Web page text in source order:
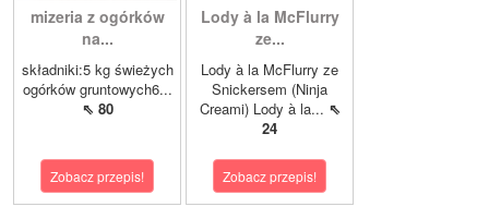
mizeria z ogórków
na...
składniki:5 kg świeżych
ogórków gruntowych6...
⇖ 80
Zobacz przepis!
Lody à la McFlurry
ze...
Lody à la McFlurry ze
Snickersem (Ninja
Creami) Lody à la... ⇖
24
Zobacz przepis!